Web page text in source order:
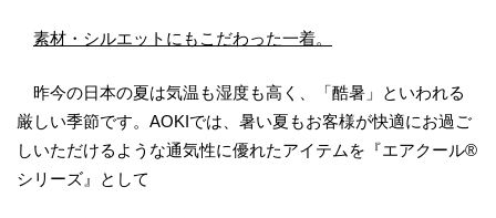
素材・シルエットにもこだわった一着。
昨今の日本の夏は気温も湿度も高く、「酷暑」といわれる
厳しい季節です。AOKIでは、暑い夏もお客様が快適にお過ご
しいただけるような通気性に優れたアイテムを『エアクール®
シリーズ』として